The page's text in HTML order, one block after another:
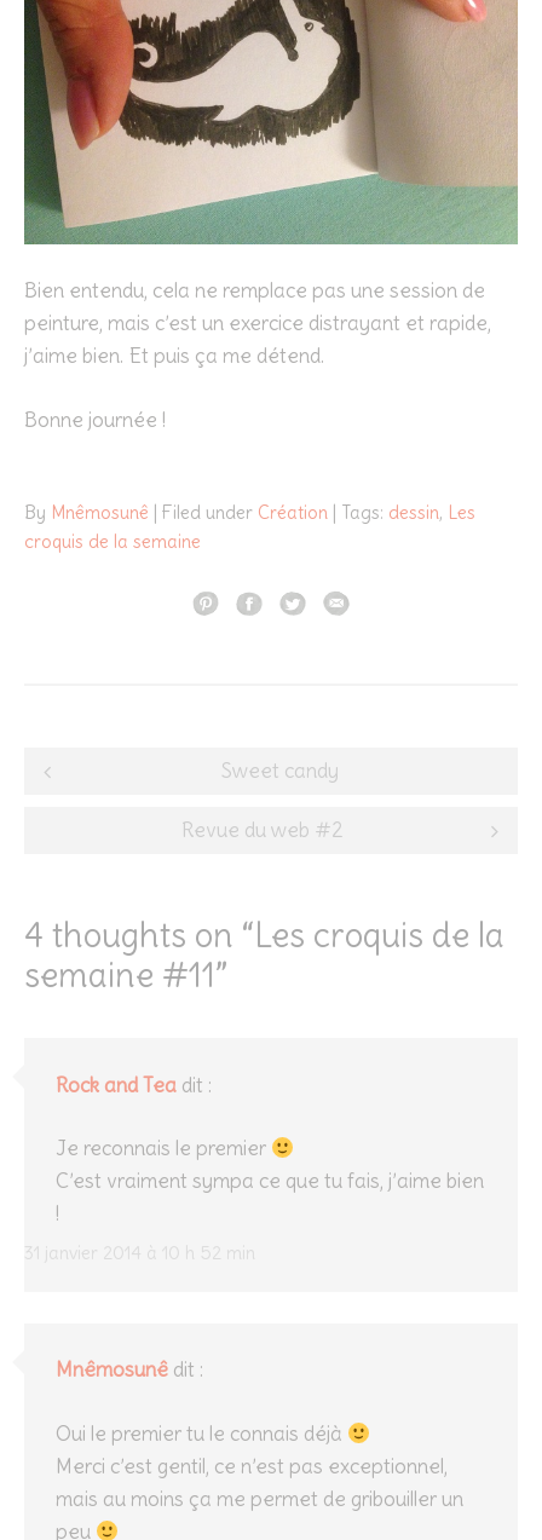
Bien entendu, cela ne remplace pas une session de
peinture, mais c’est un exercice distrayant et rapide,
j’aime bien. Et puis ça me détend.
Bonne journée !
By Mnêmosunê | Filed under Création | Tags: dessin, Les
croquis de la semaine
Post
navigation
Sweet candy
Revue du web #2
4 thoughts on “Les croquis de la
semaine #11”
Rock and Tea dit :
31 janvier 2014 à 10 h 52 min
Je reconnais le premier
C’est vraiment sympa ce que tu fais, j’aime bien
!
Mnêmosunê dit :
Oui le premier tu le connais déjà
Merci c’est gentil, ce n’est pas exceptionnel,
mais au moins ça me permet de gribouiller un
peu